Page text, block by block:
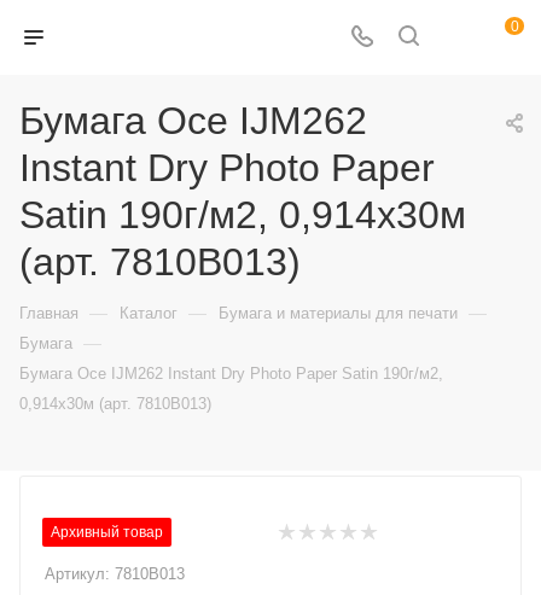
0
Бумага Oce IJM262
Instant Dry Photo Paper
Satin 190г/м2, 0,914х30м
(арт. 7810B013)
Главная — Каталог — Бумага и материалы для печати —
Бумага —
Бумага Oce IJM262 Instant Dry Photo Paper Satin 190г/м2,
0,914х30м (арт. 7810B013)
Архивный товар
Артикул: 7810B013